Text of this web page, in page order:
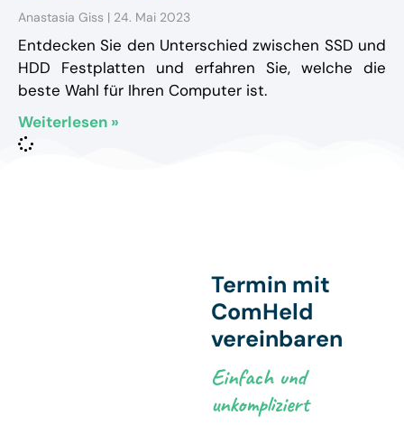
Anastasia Giss 24. Mai 2023
Entdecken Sie den Unterschied zwischen SSD und
HDD Festplatten und erfahren Sie, welche die
beste Wahl für Ihren Computer ist.
Weiterlesen »
Termin mit
ComHeld
vereinbaren
Einfach und
unkompliziert